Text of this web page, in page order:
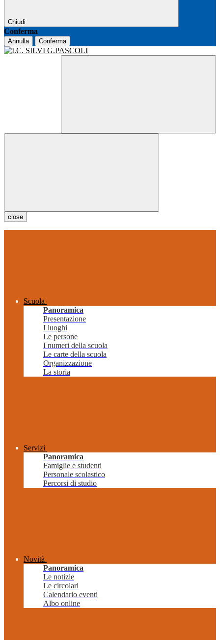
Chiudi
Conferma
Annulla Conferma
close
Scuola
Panoramica
Presentazione
I luoghi
Le persone
I numeri della scuola
Le carte della scuola
Organizzazione
La storia
Servizi
Panoramica
Famiglie e studenti
Personale scolastico
Percorsi di studio
Novità
Panoramica
Le notizie
Le circolari
Calendario eventi
Albo online